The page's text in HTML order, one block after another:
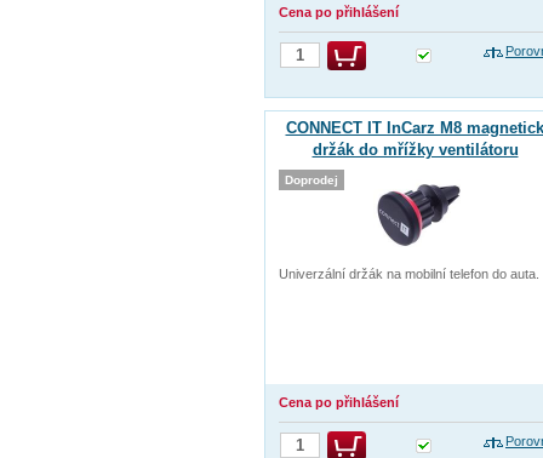
Cena po přihlášení
CONNECT IT InCarz M8
držák do mřížky ventilátoru
Univerzální držák na mobilní telefon do auta.
Cena po přihlášení
Doprodej